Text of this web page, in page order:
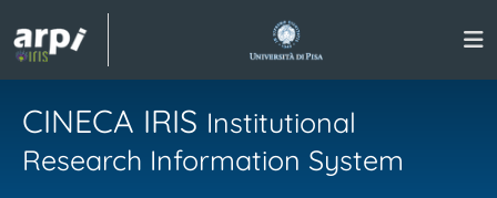
CINECA IRIS Institutional
Research Information System